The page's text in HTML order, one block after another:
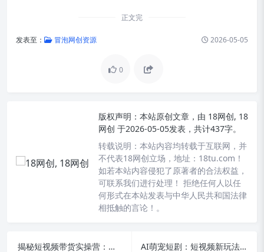
正文完
发表至： 冒泡网创资源 2026-05-05
0
版权声明： 本站原创文章，由 18网创, 18
网创 于2026-05-05发表，共计437字。
转载说明： 本站内容均转载于互联网，并
不代表18网创立场，地址：18tu.com！
如若本站内容侵犯了原著者的合法权益，
可联系我们进行处理！ 拒绝任何人以任
何形式在本站发表与中华人民共和国法律
相抵触的言论！。
揭秘短视频带货实操营：全流程出单爆单攻略大公开 AI萌宠短剧：短视频新玩法，零成本日赚500，起号快门槛低保姆级教程